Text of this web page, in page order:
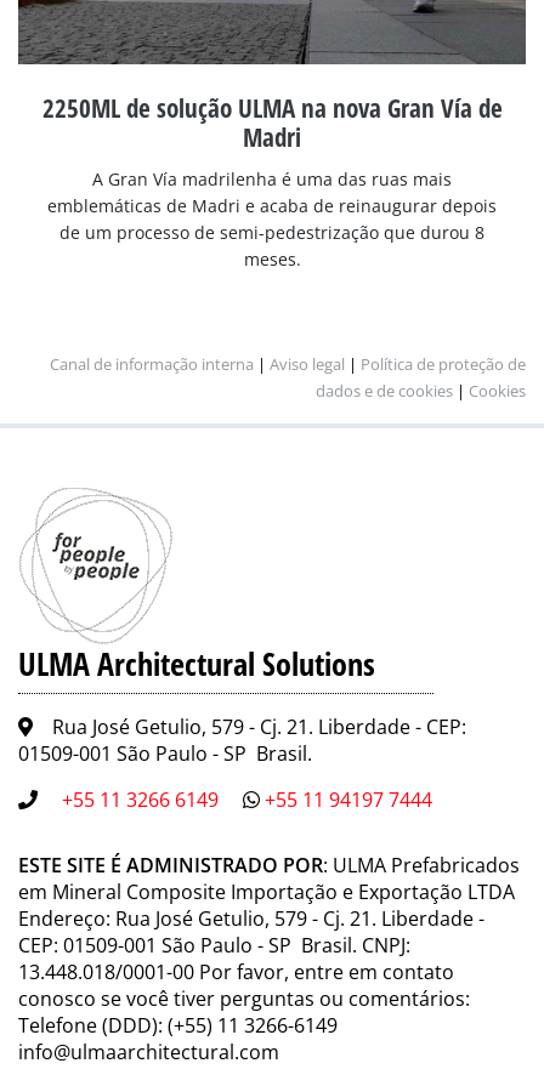
2250ML de solução ULMA na nova Gran Vía de
Madri
A Gran Vía madrilenha é uma das ruas mais
emblemáticas de Madri e acaba de reinaugurar depois
de um processo de semi-pedestrização que durou 8
meses.
Canal de informação interna | Aviso legal | Política de proteção de
dados e de cookies | Cookies
ULMA Architectural Solutions
Rua José Getulio, 579 - Cj. 21. Liberdade - CEP:
01509-001 São Paulo - SP Brasil.
+55 11 3266 6149
+55 11 94197 7444
ESTE SITE É ADMINISTRADO POR: ULMA Prefabricados
em Mineral Composite Importação e Exportação LTDA
Endereço: Rua José Getulio, 579 - Cj. 21. Liberdade -
CEP: 01509-001 São Paulo - SP Brasil. CNPJ:
13.448.018/0001-00 Por favor, entre em contato
conosco se você tiver perguntas ou comentários:
Telefone (DDD): (+55) 11 3266-6149
info@ulmaarchitectural.com